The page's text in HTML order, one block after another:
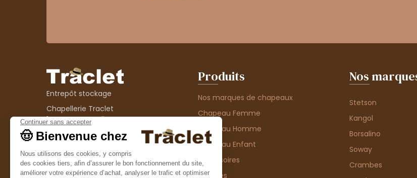
Entrepôt stockage
Chapellerie Traclet
14 Impasse Bardin
42300 Roanne
contact@chapellerie-traclet.com
Boutique
Chapellerie Traclet
Produits
Nos marques de chapeaux
Chapeau Femme
Chapeau Homme
Chapeau Enfant
Accessoires
Thèmes
Nos
Stetson
Kangol
Borsalino
Soway
Crambes